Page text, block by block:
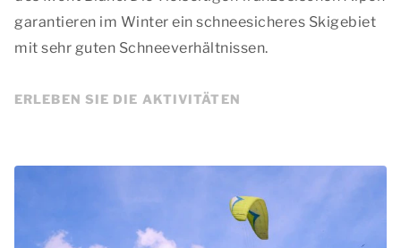
garantieren im Winter ein schneesicheres Skigebiet
mit sehr guten Schneeverhältnissen.
ERLEBEN SIE DIE AKTIVITÄTEN